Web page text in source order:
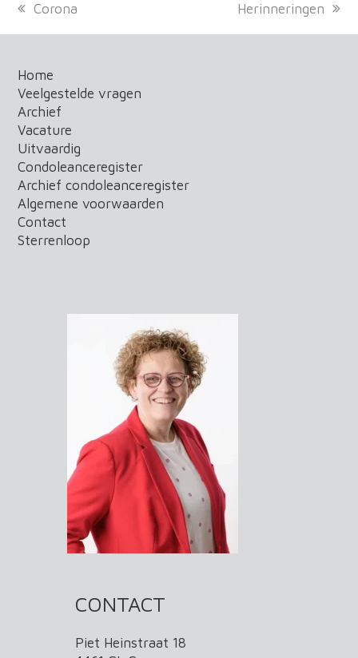
previous
Corona
next
Herinneringen
Home
Veelgestelde vragen
Archief
Vacature
Uitvaardig
Condoleanceregister
Archief condoleanceregister
Algemene voorwaarden
Contact
Sterrenloop
CONTACT
Piet Heinstraat 18